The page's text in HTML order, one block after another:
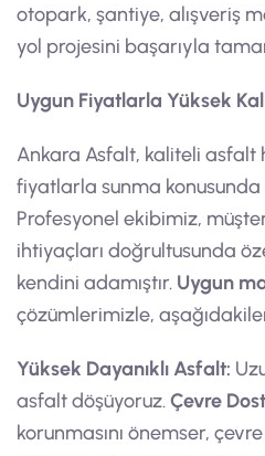
otopark, şantiye, alışveriş
yol projesini başarıyla
Uygun Fiyatlarla Yüksek
Ankara Asfalt, kaliteli asfalt
fiyatlarla sunma konusunda
Profesyonel ekibimiz,
ihtiyaçları doğrultusunda
kendini adamıştır. Uygun
çözümlerimizle,
Yüksek Dayanıklı Asfalt:
asfalt döşüyoruz.Çevre
korunmasını önemser,